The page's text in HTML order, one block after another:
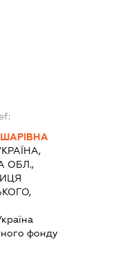
ОБЛ.,
фонду